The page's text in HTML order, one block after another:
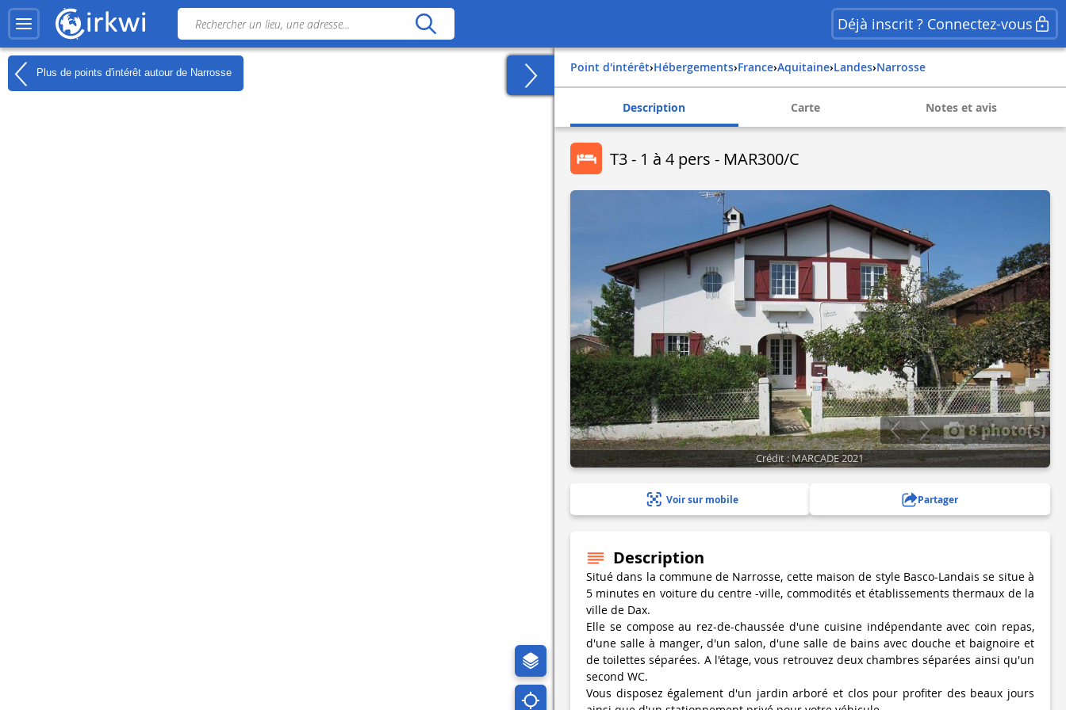
Déjà inscrit ? Connectez-vous
Plus de points d'intérêt autour de Narrosse Point d'intérêt› Hébergements› france› aquitaine› landes› narrosse
Description Carte Notes et avis
T3 - 1 à 4 pers - MAR300/C
8 photo(s)
Crédit : MARCADE 2021
Voir sur mobile Partager
Description
Situé dans la commune de Narrosse, cette maison de style Basco-Landais se situe à
5 minutes en voiture du centre -ville, commodités et établissements thermaux de la
ville de Dax.
Elle se compose au rez-de-chaussée d'une cuisine indépendante avec coin repas,
d'une salle à manger, d'un salon, d'une salle de bains avec douche et baignoire et
de toilettes séparées. A l'étage, vous retrouvez deux chambres séparées ainsi qu'un
second WC.
Vous disposez également d'un jardin arboré et clos pour profiter des beaux jours